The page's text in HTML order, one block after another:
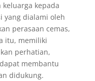
kepada
yang dialami oleh
perasaan cemas,
itu, memiliki
perhatian,
membantu
didukung.